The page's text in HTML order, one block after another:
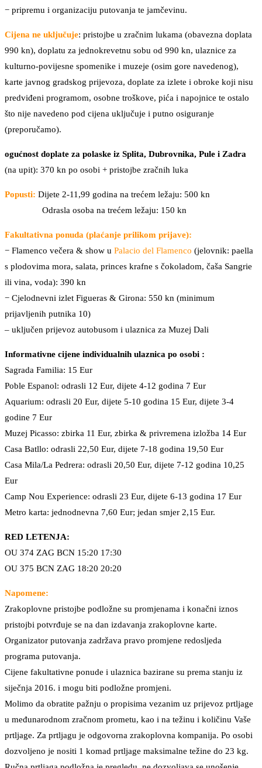
− pripremu i organizaciju putovanja te jamčevinu.
Cijena ne uključuje: pristojbe u zračnim lukama (obavezna doplata
990 kn), doplatu za jednokrevetnu sobu od 990 kn, ulaznice za
kulturno-povijesne spomenike i muzeje (osim gore navedenog),
karte javnog gradskog prijevoza, doplate za izlete i obroke koji nisu
predviđeni programom, osobne troškove, pića i napojnice te ostalo
što nije navedeno pod cijena uključuje i putno osiguranje
(preporučamo).
ogućnost doplate za polaske iz Splita, Dubrovnika, Pule i Zadra
(na upit): 370 kn po osobi + pristojbe zračnih luka
Popusti: Dijete 2-11,99 godina na trećem ležaju: 500 kn
Odrasla osoba na trećem ležaju: 150 kn
Fakultativna ponuda (plaćanje prilikom prijave):
− Flamenco večera & show u Palacio del Flamenco (jelovnik: paella
s plodovima mora, salata, princes krafne s čokoladom, čaša Sangrie
ili vina, voda): 390 kn
− Cjelodnevni izlet Figueras & Girona: 550 kn (minimum
prijavljenih putnika 10)
– uključen prijevoz autobusom i ulaznica za Muzej Dali
Informativne cijene individualnih ulaznica po osobi :
Sagrada Familia: 15 Eur
Poble Espanol: odrasli 12 Eur, dijete 4-12 godina 7 Eur
Aquarium: odrasli 20 Eur, dijete 5-10 godina 15 Eur, dijete 3-4
godine 7 Eur
Muzej Picasso: zbirka 11 Eur, zbirka & privremena izložba 14 Eur
Casa Batllo: odrasli 22,50 Eur, dijete 7-18 godina 19,50 Eur
Casa Mila/La Pedrera: odrasli 20,50 Eur, dijete 7-12 godina 10,25
Eur
Camp Nou Experience: odrasli 23 Eur, dijete 6-13 godina 17 Eur
Metro karta: jednodnevna 7,60 Eur; jedan smjer 2,15 Eur.
RED LETENJA:
OU 374 ZAG BCN 15:20 17:30
OU 375 BCN ZAG 18:20 20:20
Napomene:
Zrakoplovne pristojbe podložne su promjenama i konačni iznos
pristojbi potvrđuje se na dan izdavanja zrakoplovne karte.
Organizator putovanja zadržava pravo promjene redosljeda
programa putovanja.
Cijene fakultativne ponude i ulaznica bazirane su prema stanju iz
siječnja 2016. i mogu biti podložne promjeni.
Molimo da obratite pažnju o propisima vezanim uz prijevoz prtljage
u međunarodnom zračnom prometu, kao i na težinu i količinu Vaše
prtljage. Za prtljagu je odgovorna zrakoplovna kompanija. Po osobi
dozvoljeno je nositi 1 komad prtljage maksimalne težine do 23 kg.